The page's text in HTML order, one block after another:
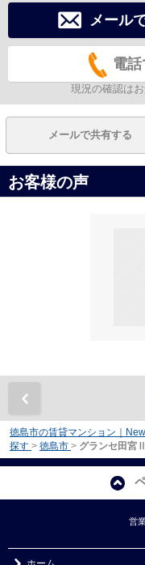
メール
電
現況の確認は
メールで共有する
お客様の声
徳島市の賃貸マンション｜
探す > 徳島市 > グランセ田宮Ⅱ
営